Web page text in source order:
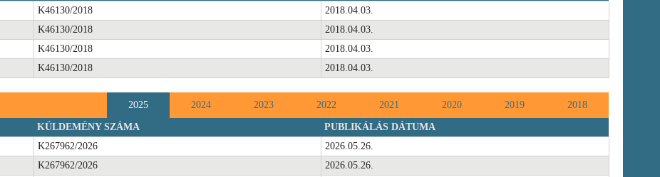
K46130/2018
2018.04.03.
K46130/2018
2018.04.03.
K46130/2018
2018.04.03.
K46130/2018 2018.04.03.
2025 2024 2023 2022 2021 2020 2019 2018
KÜLDEMÉNY SZÁMA
PUBLIKÁLÁS DÁTUMA
K267962/2026
2026.05.26.
K267962/2026
2026.05.26.